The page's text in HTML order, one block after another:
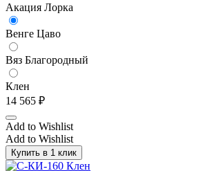
Акация Лорка
Венге Цаво
Вяз Благородный
Клен
14 565 ₽
Add to Wishlist
Add to Wishlist
Купить в 1 клик